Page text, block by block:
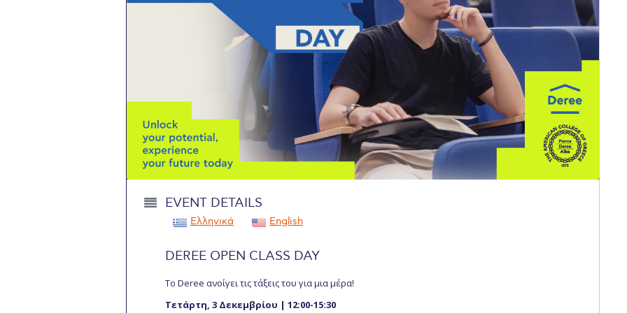
Student Privacy PolicyStudent Stories Student Success
Study Abroad in Greece Study Abroad in Greece at The American College of
Welcome to Athens 2026 Welcome to Athens Fall guideWelcome to Athens
helpdesk-thank-youEvents @ ACG Why Give BlogsCareers @ ACGCareers at ACG
Inclusive Education Project ResourcesInclusive Education ProjectInclusive
Current StudentsACG Graduate Career Forum Season’s Greetings 2025
Company Information
EVENT DETAILS
Ελληνικά English
DEREE OPEN CLASS DAY
To Deree ανοίγει τις τάξεις του για μια μέρα!
Τετάρτη, 3 Δεκεμβρίου | 12:00-15:30